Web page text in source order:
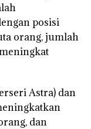
posisi
orang, jumlah
Astra) dan
dan